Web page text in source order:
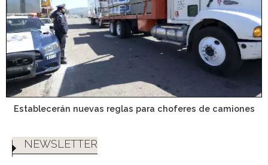
Establecerán nuevas reglas para choferes de camiones
NEWSLETTER